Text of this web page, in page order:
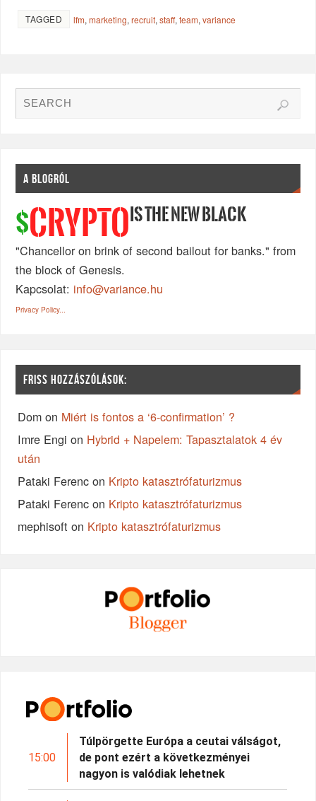
TAGGED lfm,marketing,recruit,staff,team,variance
A BLOGRÓL
$CRYPTO IS THE NEW BLACK
"Chancellor on brink of second bailout for banks." from
the block of Genesis.
Kapcsolat: info@variance.hu
Privacy Policy...
FRISS HOZZÁSZÓLÁSOK:
Dom on Miért is fontos a ‘6-confirmation’ ?
Imre Engi on Hybrid + Napelem: Tapasztalatok 4 év
után
Pataki Ferenc on Kripto katasztrófaturizmus
Pataki Ferenc on Kripto katasztrófaturizmus
mephisoft on Kripto katasztrófaturizmus
15:00
Túlpörgette Európa a ceutai válságot,
de pont ezért a következményei
nagyon is valódiak lehetnek